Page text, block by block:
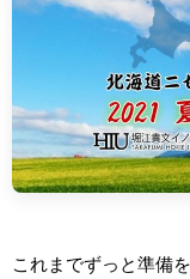
これまでずっと準備